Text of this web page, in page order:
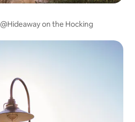
on the Hocking